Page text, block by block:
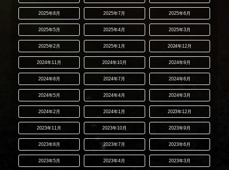
2025年8月 2025年7月 2025年6月
2025年5月 2025年4月 2025年3月
2025年2月 2025年1月 2024年12月
2024年11月 2024年10月 2024年9月
2024年8月 2024年7月 2024年6月
2024年5月 2024年4月 2024年3月
2024年2月 2024年1月 2023年12月
2023年11月 2023年10月 2023年9月
2023年8月 2023年7月 2023年6月
2023年5月 2023年4月 2023年3月